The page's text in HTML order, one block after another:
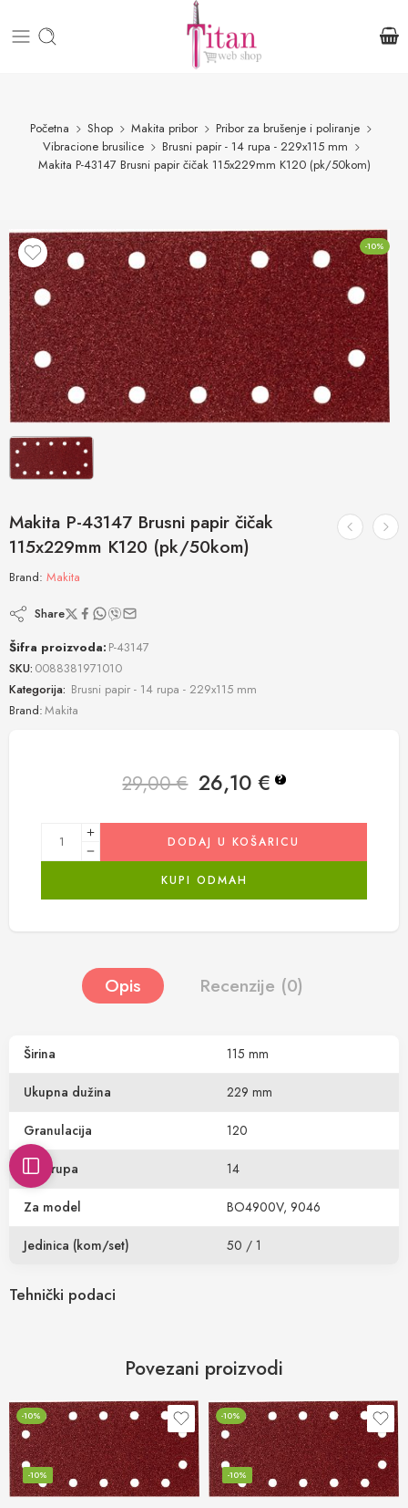
Početna Shop Makita pribor
Pribor za brušenje i poliranje
Vibracione brusilice
Brusni papir - 14 rupa - 229x115 mm
Makita P-43147 Brusni papir čičak 115x229mm K120 (pk/50kom)
-10%
Makita P-43147 Brusni papir čičak
115x229mm K120 (pk/50kom)
Brand: Makita
Share
Šifra proizvoda: P-43147
SKU: 0088381971010
Kategorija: Brusni papir - 14 rupa - 229x115 mm
Brand:Makita
29,00€ 26,10€ ?
DODAJ U KOŠARICU
KUPI ODMAH
Opis Recenzije (0)
Tehnički podaci
Širina 115 mm
Ukupna dužina 229 mm
Granulacija 120
Broj rupa 14
Za model BO4900V, 9046
Jedinica (kom/set) 50 / 1
Povezani proizvodi
-10%
-10%
-10%
-10%